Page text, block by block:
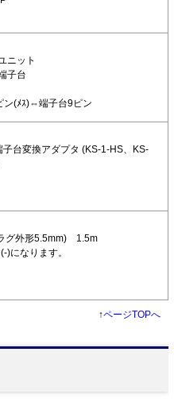
ニット
子台
(ﾒｽ)⇔端子台9ピン
台変換アダプタ (KS-1-HS、KS-
グ外形5.5mm) 1.5m
になります。
↑ページTOPへ